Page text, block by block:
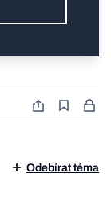
Odebírat téma